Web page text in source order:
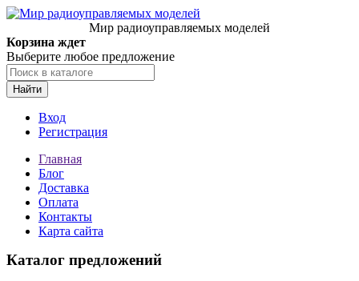
Мир радиоуправляемых моделей
Корзина ждет
Выберите любое предложение
Найти
Вход
Регистрация
Главная
Блог
Доставка
Оплата
Контакты
Карта сайта
Каталог предложений